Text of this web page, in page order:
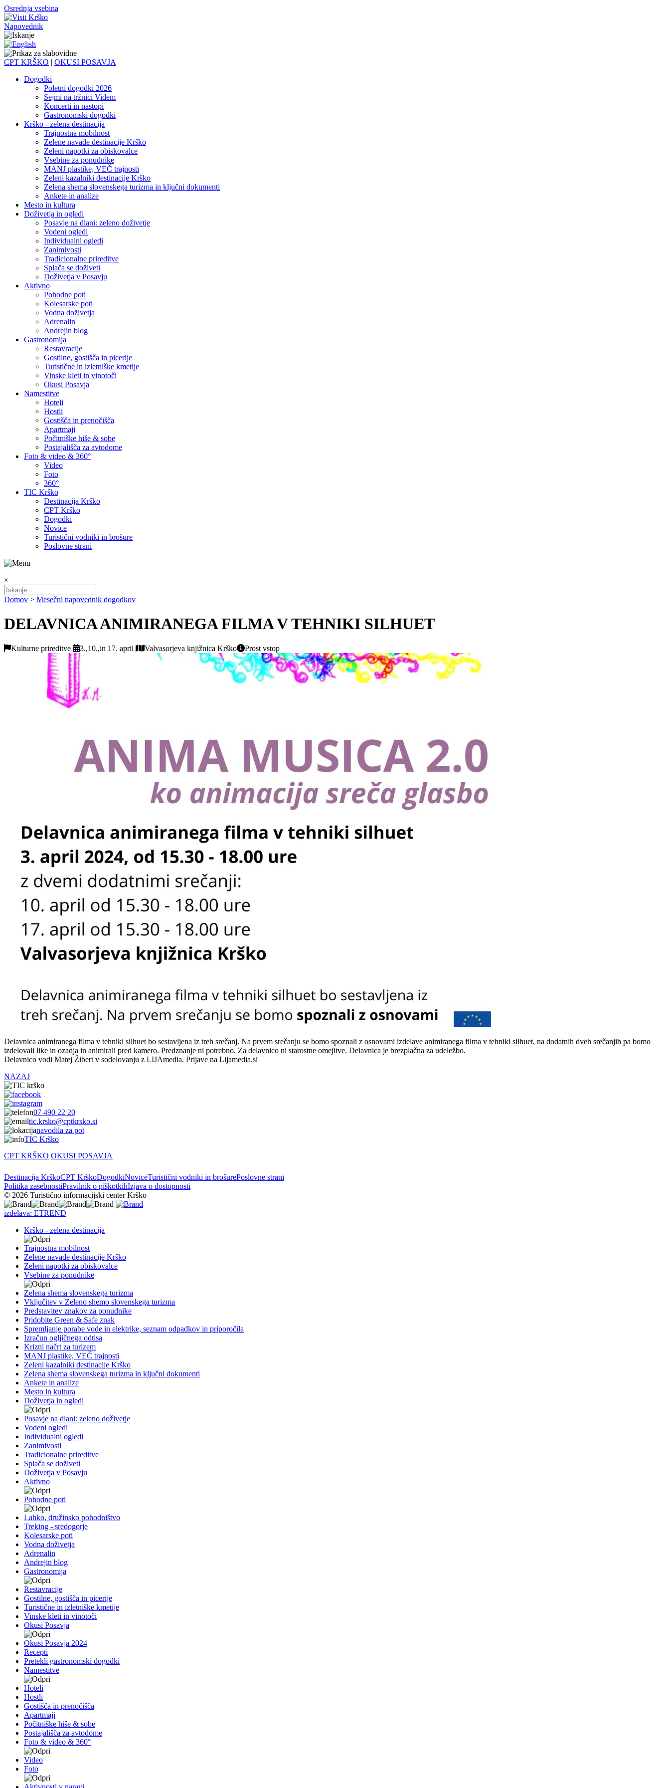
Osrednja vsebina
Napovednik
CPT KRŠKO | OKUSI POSAVJA
Dogodki
Poletni dogodki 2026
Sejmi na tržnici Videm
Koncerti in nastopi
Gastronomski dogodki
Krško - zelena destinacija
Trajnostna mobilnost
Zelene navade destinacije Krško
Zeleni napotki za obiskovalce
Vsebine za ponudnike
MANJ plastike, VEČ trajnosti
Zeleni kazalniki destinacije Krško
Zelena shema slovenskega turizma in ključni dokumenti
Ankete in analize
Mesto in kultura
Doživetja in ogledi
Posavje na dlani: zeleno doživetje
Vodeni ogledi
Individualni ogledi
Zanimivosti
Tradicionalne prireditve
Splača se doživeti
Doživetja v Posavju
Aktivno
Pohodne poti
Kolesarske poti
Vodna doživetja
Adrenalin
Andrejin blog
Gastronomija
Restavracije
Gostilne, gostišča in picerije
Turistične in izletniške kmetije
Vinske kleti in vinotoči
Okusi Posavja
Namestitve
Hoteli
Hostli
Gostišča in prenočišča
Apartmaji
Počitniške hiše & sobe
Postajališča za avtodome
Foto & video & 360°
Video
Foto
360°
TIC Krško
Destinacija Krško
CPT Krško
Dogodki
Novice
Turistični vodniki in brošure
Poslovne strani
×
Domov > Mesečni napovednik dogodkov
DELAVNICA ANIMIRANEGA FILMA V TEHNIKI SILHUET
Kulturne prireditve 3.,10.,in 17. april Valvasorjeva knjižnica Krško Prost vstop
Delavnica animiranega filma v tehniki silhuet bo sestavljena iz treh srečanj. Na prvem srečanju se bomo spoznali z osnovami izdelave animiranega filma v tehniki silhuet, na dodatnih dveh srečanjih pa bomo
izdelovali like in ozadja in animirali pred kamero. Predznanje ni potrebno. Za delavnico ni starostne omejitve. Delavnica je brezplačna za udeležbo.
Delavnico vodi Matej Žibert v sodelovanju z LIJAmedia. Prijave na Lijamedia.si
NAZAJ
07 490 22 20
tic.krsko@cptkrsko.si
navodila za pot
TIC Krško
CPT KRŠKO OKUSI POSAVJA
Destinacija KrškoCPT KrškoDogodkiNoviceTuristični vodniki in brošurePoslovne strani
Politika zasebnostiPravilnik o piškotkihIzjava o dostopnosti
© 2026 Turistično informacijski center Krško
izdelava: ETREND
Krško - zelena destinacija
Trajnostna mobilnost
Zelene navade destinacije Krško
Zeleni napotki za obiskovalce
Vsebine za ponudnike
Zelena shema slovenskega turizma
Vključitev v Zeleno shemo slovenskega turizma
Predstavitev znakov za ponudnike
Pridobite Green & Safe znak
Spremljanje porabe vode in elektrike, seznam odpadkov in priporočila
Izračun ogljičnega odtisa
Krizni načrt za turizem
MANJ plastike, VEČ trajnosti
Zeleni kazalniki destinacije Krško
Zelena shema slovenskega turizma in ključni dokumenti
Ankete in analize
Mesto in kultura
Doživetja in ogledi
Posavje na dlani: zeleno doživetje
Vodeni ogledi
Individualni ogledi
Zanimivosti
Tradicionalne prireditve
Splača se doživeti
Doživetja v Posavju
Aktivno
Pohodne poti
Lahko, družinsko pohodništvo
Treking - sredogorje
Kolesarske poti
Vodna doživetja
Adrenalin
Andrejin blog
Gastronomija
Restavracije
Gostilne, gostišča in picerije
Turistične in izletniške kmetije
Vinske kleti in vinotoči
Okusi Posavja
Okusi Posavja 2024
Recepti
Pretekli gastronomski dogodki
Namestitve
Hoteli
Hostli
Gostišča in prenočišča
Apartmaji
Počitniške hiše & sobe
Postajališča za avtodome
Foto & video & 360°
Video
Foto